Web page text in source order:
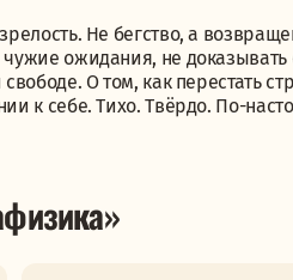
Не бегство, а
ожидания, не доказывать
О том, как перестать
к себе. Тихо. Твёрдо. По-